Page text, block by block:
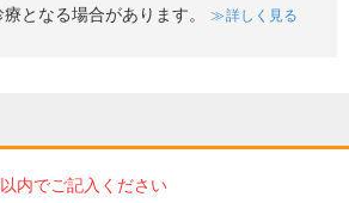
となる場合があります。
詳しく見る
内でご記入ください